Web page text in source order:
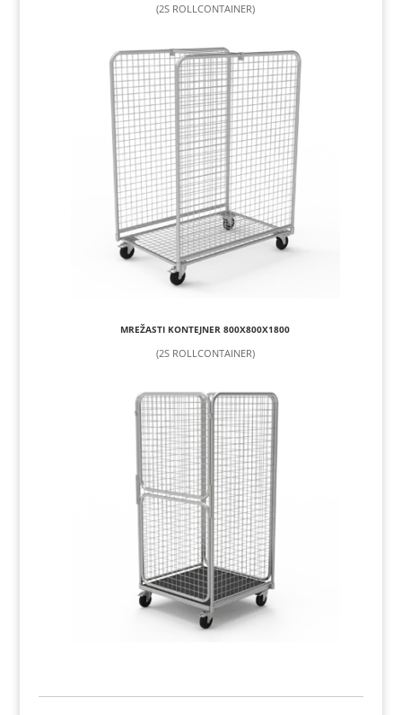
(2S ROLLCONTAINER)
MREŽASTI KONTEJNER 800X800X1800
(2S ROLLCONTAINER)